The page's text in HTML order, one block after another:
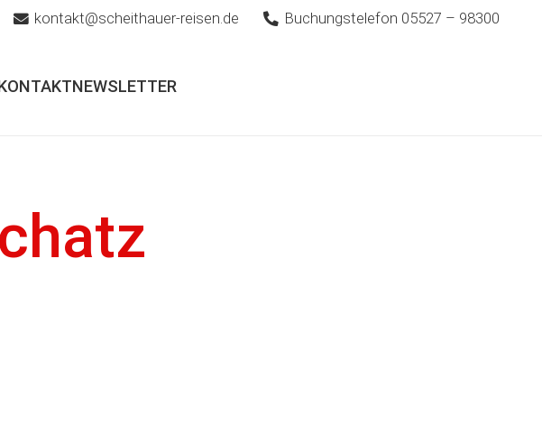
kontakt@scheithauer-reisen.de Buchungstelefon 05527 – 98300
NEWSLETTER